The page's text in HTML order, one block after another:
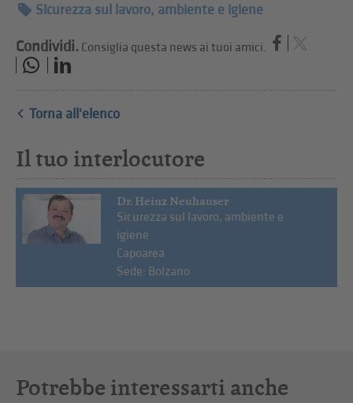
Sicurezza sul lavoro, ambiente e igiene
Condividi. Consiglia questa news ai tuoi amici.
Torna all'elenco
Il tuo interlocutore
Dr. Heinz Neuhauser
Sicurezza sul lavoro, ambiente e
igiene
Capoarea
Sede: Bolzano
Potrebbe interessarti anche